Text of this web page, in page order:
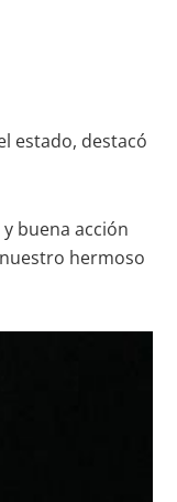
estado, destacó
buena acción
hermoso